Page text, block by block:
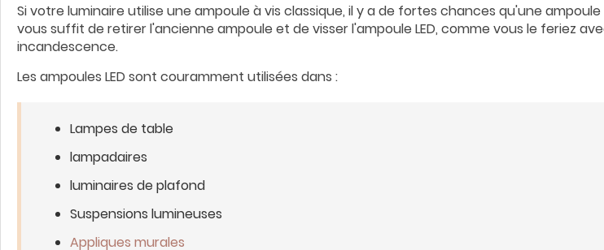
Si votre luminaire utilise une ampoule à vis classique, il y a de fortes chances qu'une ampoule
vous suffit de retirer l'ancienne ampoule et de visser l'ampoule LED, comme vous le feriez
incandescence.
Les ampoules LED sont couramment utilisées dans :
Lampes de table
lampadaires
luminaires de plafond
Suspensions lumineuses
Appliques murales